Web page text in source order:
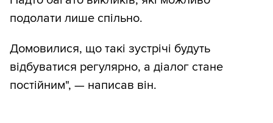
подолати лише спільно.
Домовилися, що такі зустрічі будуть
відбуватися регулярно, а діалог стане
постійним", — написав він.